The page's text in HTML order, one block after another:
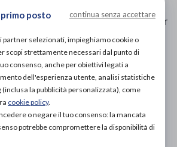
antiusura, garantendo una presa
Queste scarpe sono ideali per
e per chiunque necessiti di
e protettiva. La tomaia è
e nylon supersoft,
e resistenza.
dal 34 al 42, queste scarpe
eccellente per il benessere dei
primo posto continua senza accettare
partner selezionati, impieghiamo cookie o
scopi strettamente necessari dal punto di
consenso, anche per obiettivi legati a
dell'esperienza utente, analisi statistiche
la pubblicità personalizzata), come
cookie policy.
o negare il tuo consenso: la mancata
potrebbe compromettere la disponibilità di